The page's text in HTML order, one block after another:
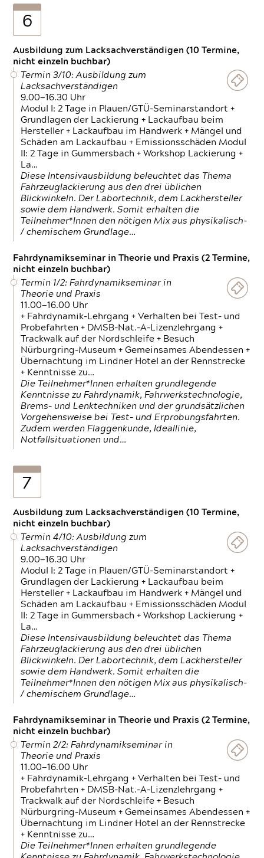
6
Ausbildung zum Lacksachverständigen (10 Termine,
nicht einzeln buchbar)
Termin 3/10: Ausbildung zum
Lacksachverständigen
9.00—16.30 Uhr
Modul I: 2 Tage in Plauen/GTÜ-Seminarstandort +
Grundlagen der Lackierung + Lackaufbau beim
Hersteller + Lackaufbau im Handwerk + Mängel und
Schäden am Lackaufbau + Emissionsschäden Modul
II: 2 Tage in Gummersbach + Workshop Lackierung +
La…
Diese Intensivausbildung beleuchtet das Thema
Fahrzeuglackierung aus den drei üblichen
Blickwinkeln. Der Labortechnik, dem Lackhersteller
sowie dem Handwerk. Somit erhalten die
Teilnehmer*Innen den nötigen Mix aus physikalisch-
/ chemischem Grundlage…
Fahrdynamikseminar in Theorie und Praxis (2 Termine,
nicht einzeln buchbar)
Termin 1/2: Fahrdynamikseminar in
Theorie und Praxis
11.00—16.00 Uhr
+ Fahrdynamik-Lehrgang + Verhalten bei Test- und
Probefahrten + DMSB-Nat.-A-Lizenzlehrgang +
Trackwalk auf der Nordschleife + Besuch
Nürburgring-Museum + Gemeinsames Abendessen +
Übernachtung im Lindner Hotel an der Rennstrecke
+ Kenntnisse zu…
Die Teilnehmer*Innen erhalten grundlegende
Kenntnisse zu Fahrdynamik, Fahrwerkstechnologie,
Brems- und Lenktechniken und der grundsätzlichen
Vorgehensweise bei Test- und Erprobungsfahrten.
Zudem werden Flaggenkunde, Ideallinie,
Notfallsituationen und…
7
Ausbildung zum Lacksachverständigen (10 Termine,
nicht einzeln buchbar)
Termin 4/10: Ausbildung zum
Lacksachverständigen
9.00—16.30 Uhr
Modul I: 2 Tage in Plauen/GTÜ-Seminarstandort +
Grundlagen der Lackierung + Lackaufbau beim
Hersteller + Lackaufbau im Handwerk + Mängel und
Schäden am Lackaufbau + Emissionsschäden Modul
II: 2 Tage in Gummersbach + Workshop Lackierung +
La…
Diese Intensivausbildung beleuchtet das Thema
Fahrzeuglackierung aus den drei üblichen
Blickwinkeln. Der Labortechnik, dem Lackhersteller
sowie dem Handwerk. Somit erhalten die
Teilnehmer*Innen den nötigen Mix aus physikalisch-
/ chemischem Grundlage…
Fahrdynamikseminar in Theorie und Praxis (2 Termine,
nicht einzeln buchbar)
Termin 2/2: Fahrdynamikseminar in
Theorie und Praxis
11.00—16.00 Uhr
+ Fahrdynamik-Lehrgang + Verhalten bei Test- und
Probefahrten + DMSB-Nat.-A-Lizenzlehrgang +
Trackwalk auf der Nordschleife + Besuch
Nürburgring-Museum + Gemeinsames Abendessen +
Übernachtung im Lindner Hotel an der Rennstrecke
+ Kenntnisse zu…
Die Teilnehmer*Innen erhalten grundlegende